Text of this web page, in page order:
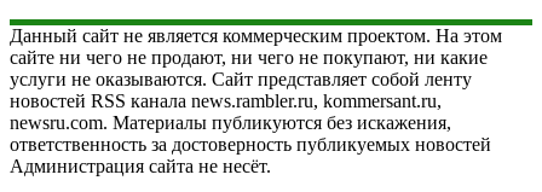
Данный сайт не является коммерческим проектом. На этом
сайте ни чего не продают, ни чего не покупают, ни какие
услуги не оказываются. Сайт представляет собой ленту
новостей RSS канала news.rambler.ru, kommersant.ru,
newsru.com. Материалы публикуются без искажения,
ответственность за достоверность публикуемых новостей
Администрация сайта не несёт.